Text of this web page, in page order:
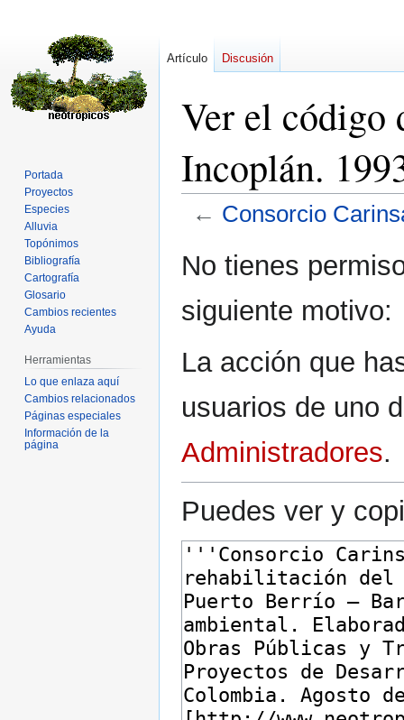
Ver el código
Incoplán.
← Consorcio
a
navegación
a
búsqueda
No tienes
siguiente motivo:
La acción que
usuarios de uno
Administradores.
Puedes ver y
Artículo Discusión
Portada
Proyectos
Especies
Alluvia
Topónimos
Bibliografía
Cartografía
Glosario
Cambios recientes
Ayuda
Herramientas
Lo que enlaza aquí
Cambios relacionados
Páginas especiales
Información de la
página